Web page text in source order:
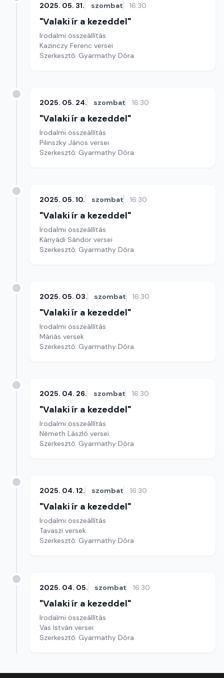
2025. 05. 31. szombat 16:30
"Valaki ír a kezeddel"
Irodalmi összeállítás
Kazinczy Ferenc versei
Szerkesztő: Gyarmathy Dóra
2025. 05. 24. szombat 16:30
"Valaki ír a kezeddel"
Irodalmi összeállítás
Pilinszky János versei
Szerkesztő: Gyarmathy Dóra
2025. 05. 10. szombat 16:30
"Valaki ír a kezeddel"
Irodalmi összeállítás
Kányádi Sándor versei
Szerkesztő: Gyarmathy Dóra
2025. 05. 03. szombat 16:30
"Valaki ír a kezeddel"
Irodalmi összeállítás
Máriás versek
Szerkesztő: Gyarmathy Dóra
2025. 04. 26. szombat 16:30
"Valaki ír a kezeddel"
Irodalmi összeállítás
Németh László versei
Szerkesztő: Gyarmathy Dóra
2025. 04. 12. szombat 16:30
"Valaki ír a kezeddel"
Irodalmi összeállítás
Tavaszi versek
Szerkesztő: Gyarmathy Dóra
2025. 04. 05. szombat 16:30
"Valaki ír a kezeddel"
Irodalmi összeállítás
Vas István versei
Szerkesztő: Gyarmathy Dóra